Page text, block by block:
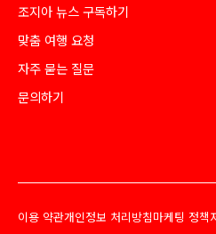
조지아 뉴스 구독하기
맞춤 여행 요청
자주 묻는 질문
문의하기
이용 약관개인정보 처리방침마케팅 정책